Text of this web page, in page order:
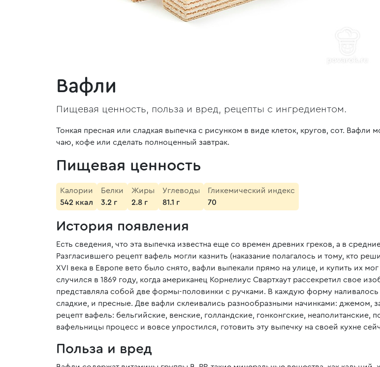
Вафли
Пищевая ценность, польза и вред, рецепты с ингредиентом.
Тонкая пресная или сладкая выпечка с рисунком в виде клеток, кругов, сот. Вафли
чаю, кофе или сделать полноценный завтрак.
Пищевая ценность
Калории
542 ккал
Белки
3.2 г
Жиры
2.8 г
Углеводы
81.1 г
Гликемический индекс
70
История появления
Есть сведения, что эта выпечка известна еще со времен древних греков, а в
Разгласившего рецепт вафель могли казнить (наказание полагалось и тому, кто
XVI века в Европе вето было снято, вафли выпекали прямо на улице, и купить их
случился в 1869 году, когда американец Корнелиус Свартхаут рассекретил свое
представляла собой две формы-половинки с ручками. В каждую форму
сладкие, и пресные. Две вафли склеивались разнообразными начинками:
рецепт вафель: бельгийские, венские, голландские, гонконгские,
вафельницы процесс и вовсе упростился, готовить эту выпечку на своей кухне
Польза и вред